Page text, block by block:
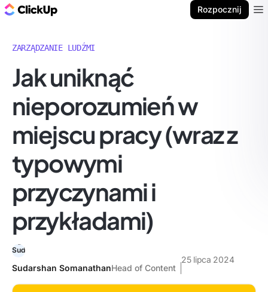
Rozpocznij
ZARZĄDZANIE LUDŹMI
Jak uniknąć
nieporozumień w
miejscu pracy (wraz z
typowymi
przyczynami i
przykładami)
Sudarshan SomanathanHead of Content
25 lipca 2024